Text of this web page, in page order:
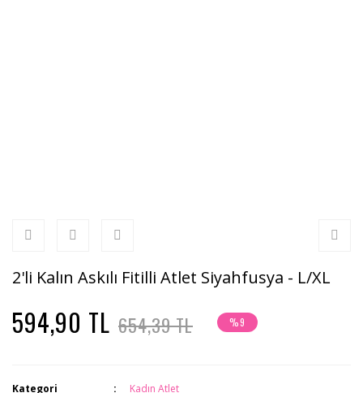
2'li Kalın Askılı Fitilli Atlet Siyahfusya - L/XL
594,90 TL 654,39 TL %9
Kategori
Kadın Atlet